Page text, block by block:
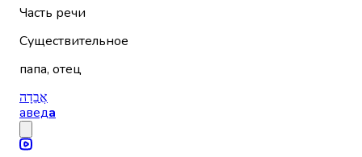
Часть речи
Существительное
папа, отец
אֲבֵדָה
аведа